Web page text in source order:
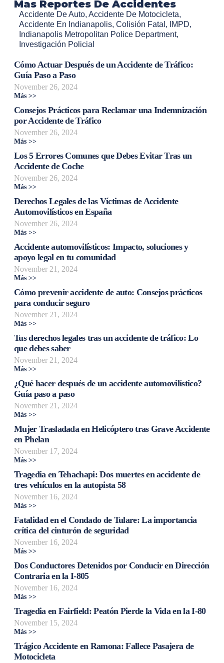
Mas Reportes De Accidentes
Accidente De Auto, Accidente De Motocicleta,
Accidente En Indianapolis, Colisión Fatal , IMPD,
Indianapolis Metropolitan Police Department,
Investigación Policial
Cómo Actuar Después de un Accidente de Tráfico:
Guía Paso a Paso
November 26, 2024
Más >>
Consejos Prácticos para Reclamar una Indemnización
por Accidente de Tráfico
November 26, 2024
Más >>
Los 5 Errores Comunes que Debes Evitar Tras un
Accidente de Coche
November 26, 2024
Más >>
Derechos Legales de las Víctimas de Accidente
Automovilísticos en España
November 26, 2024
Más >>
Accidente automovilísticos: Impacto, soluciones y
apoyo legal en tu comunidad
November 21, 2024
Más >>
Cómo prevenir accidente de auto: Consejos prácticos
para conducir seguro
November 21, 2024
Más >>
Tus derechos legales tras un accidente de tráfico: Lo
que debes saber
November 21, 2024
Más >>
¿Qué hacer después de un accidente automovilístico?
Guía paso a paso
November 21, 2024
Más >>
Mujer Trasladada en Helicóptero tras Grave Accidente
en Phelan
November 17, 2024
Más >>
Tragedia en Tehachapi: Dos muertes en accidente de
tres vehículos en la autopista 58
November 16, 2024
Más >>
Fatalidad en el Condado de Tulare: La importancia
crítica del cinturón de seguridad
November 16, 2024
Más >>
Dos Conductores Detenidos por Conducir en Dirección
Contraria en la I-805
November 16, 2024
Más >>
Tragedia en Fairfield: Peatón Pierde la Vida en la I-80
November 15, 2024
Más >>
Trágico Accidente en Ramona: Fallece Pasajera de
Motocicleta